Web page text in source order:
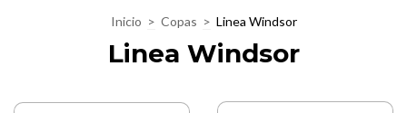
Inicio > Copas > Linea Windsor
Linea Windsor